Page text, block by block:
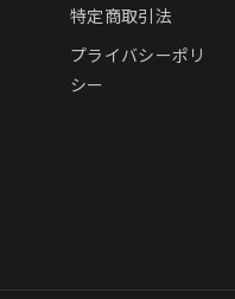
特定商取引法
プライバシーポリ
シー